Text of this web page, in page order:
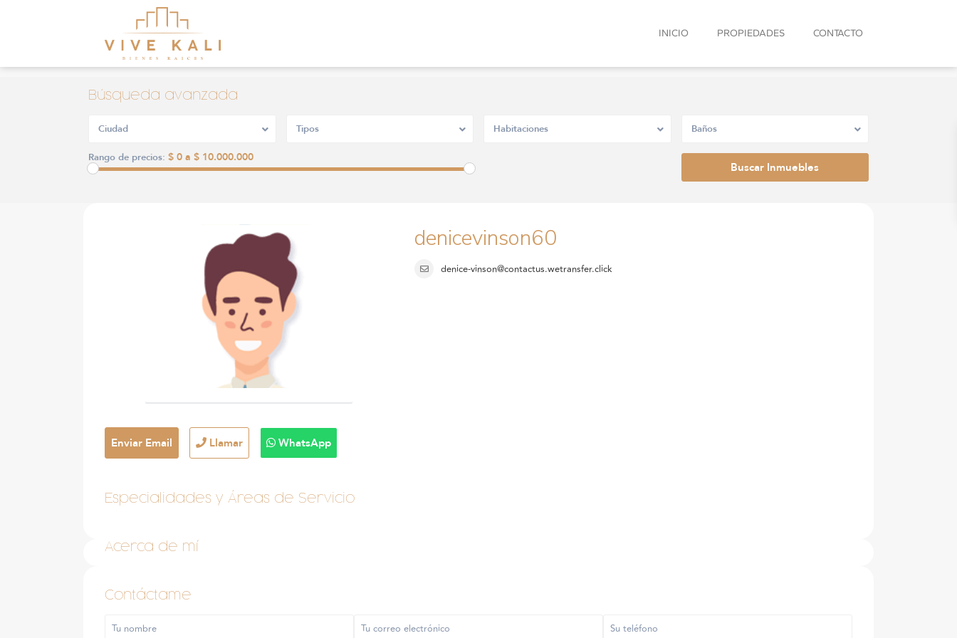
INICIO PROPIEDADES CONTACTO
Búsqueda avanzada
Ciudad Tipos Habitaciones Baños
Rango de precios: $ 0 a $ 10.000.000
denicevinson60
denice-vinson@contactus.wetransfer.click
Enviar Email Llamar WhatsApp
Especialidades y Áreas de Servicio
Acerca de mí
Contáctame